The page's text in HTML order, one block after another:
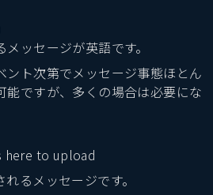
ッセージが英語です。
ント次第でメッセージ事態ほとん
能ですが、多くの場合は必要にな
here to upload
るメッセージです。